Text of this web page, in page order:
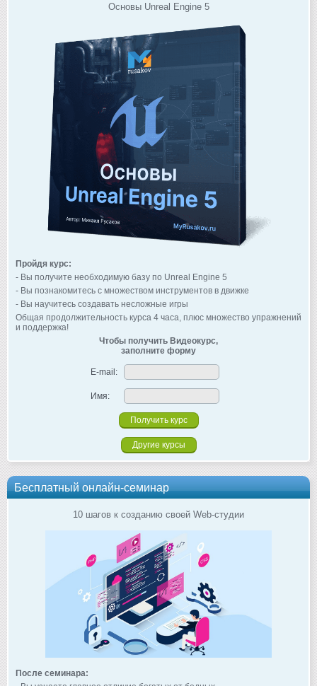
Основы Unreal Engine 5
Пройдя курс:
- Вы получите необходимую базу по Unreal Engine 5
- Вы познакомитесь с множеством инструментов в движке
- Вы научитесь создавать несложные игры
Общая продолжительность курса 4 часа, плюс множество упражнений
и поддержка!
Чтобы получить Видеокурс,
заполните форму
E-mail:
Имя:
Другие курсы
Бесплатный онлайн-семинар
10 шагов к созданию своей Web-студии
После семинара: